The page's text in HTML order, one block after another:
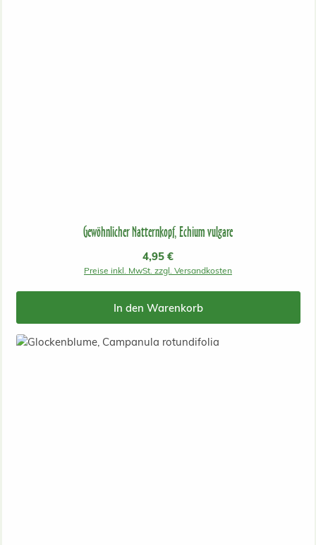
Gewöhnlicher Natternkopf, Echium vulgare
Regulärer Preis:
4,95 €
Preise inkl. MwSt. zzgl. Versandkosten
In den Warenkorb